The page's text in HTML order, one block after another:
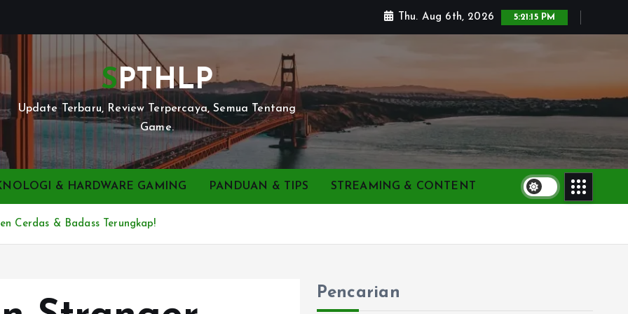
Thu. Aug 6th, 2026 5:21:16 PM
SPTHLP
Update Terbaru, Review Terpercaya, Semua Tentang
Game.
& HARDWARE GAMING PANDUAN & TIPS STREAMING & CONTENT
Cerdas & Badass Terungkap!
Pencarian